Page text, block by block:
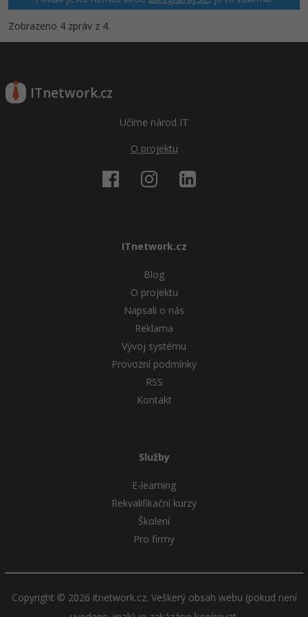
Windows
Sítě
Kybernetická bezpečnost
Elektronický podpis
Fórum
Zobrazeno 4 zpráv z 4.
ITnetwork.cz
Učíme národ IT
O projektu
ITnetwork.cz
Blog
O projektu
Napsali o nás
Reklama
Vývoj systému
Provozní podmínky
RSS
Kontakt
Služby
E-learning
Rekvalifikační kurzy
Školení
Pro firmy
Copyright © 2026 itnetwork.cz. Veškerý obsah webu (pokud není